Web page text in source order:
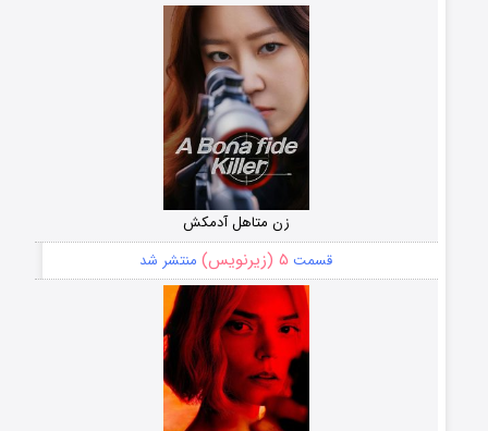
زن متاهل آدمکش
قسمت ۵ (زیرنویس) منتشر شد